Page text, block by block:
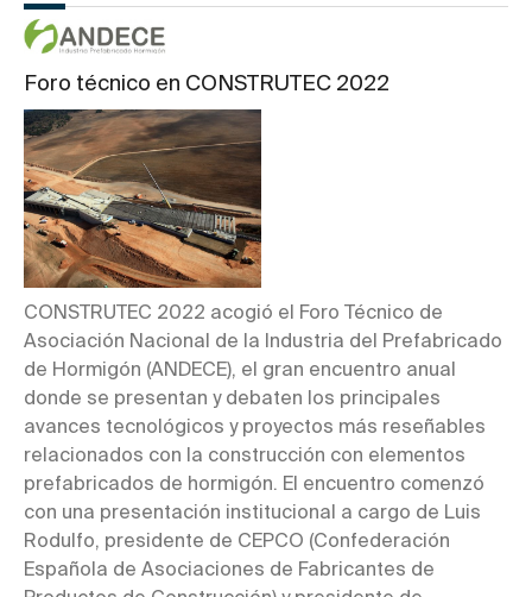
Foro técnico en CONSTRUTEC 2022
CONSTRUTEC 2022 acogió el Foro Técnico de
Asociación Nacional de la Industria del Prefabricado
de Hormigón (ANDECE), el gran encuentro anual
donde se presentan y debaten los principales
avances tecnológicos y proyectos más reseñables
relacionados con la construcción con elementos
prefabricados de hormigón. El encuentro comenzó
con una presentación institucional a cargo de Luis
Rodulfo, presidente de CEPCO (Confederación
Española de Asociaciones de Fabricantes de